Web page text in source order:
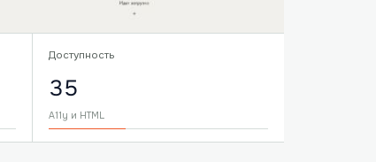
Доступность
35
A11y и HTML